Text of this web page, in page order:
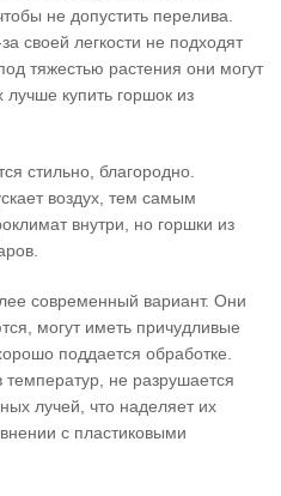
не допустить перелива.
своей легкости не подходят
тяжестью растения они могут
лучше купить горшок из
стильно, благородно.
воздух, тем самым
внутри, но горшки из
современный вариант. Они
могут иметь причудливые
поддается обработке.
не разрушается
лучей, что наделяет их
с пластиковыми